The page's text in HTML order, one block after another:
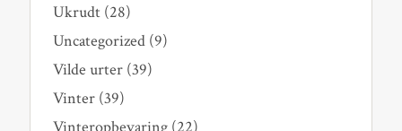
Ukrudt(28)
Uncategorized(9)
Vilde urter(39)
Vinter(39)